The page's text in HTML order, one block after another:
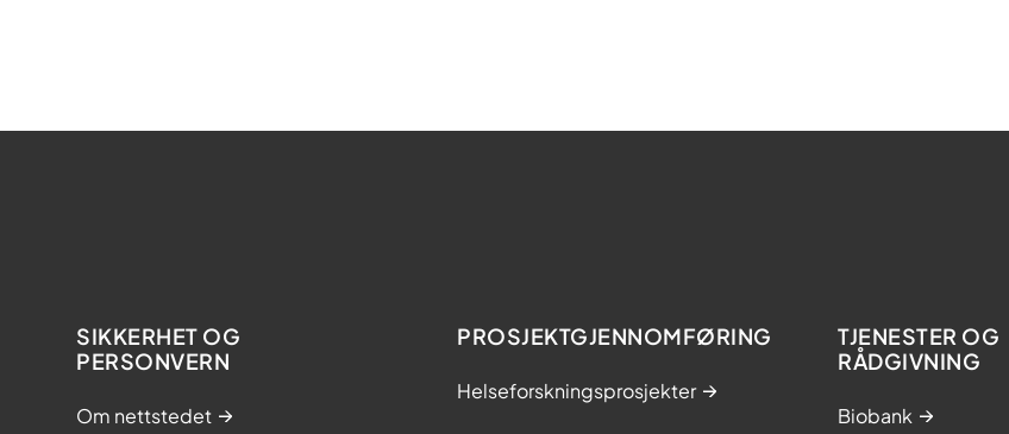
SIKKERHET OG
PERSONVERN
Om nettstedet
PROSJEKTGJENNOMFØRING
Helseforskningsprosjekter
TJENESTER OG
RÅDGIVNING
Biobank